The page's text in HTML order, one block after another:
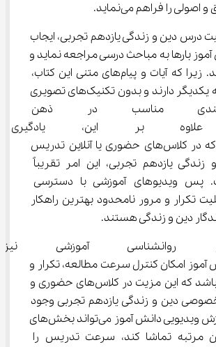
را فراهم می‌نماید.
درس دین و زندگی یازدهم تجربی، ایجاب
آموز بارها به مباحث درسی مراجعه نماید و
آن‌ها را مرور کند. زیرا که آیات و پیام‌های متنی این کتاب،
شباهت زیادی به یکدیگر دارند و بدون تکنیک‌های تصویری
دسته‌بندی مناسب در ذهن
علاوه بر این، یادگیری
فاصله‌دار است که در کلاس‌های حضوری یا آنلاین تدریس
یازدهم تجربی، این امر تقریباً
پس ویدیوهای آموزشی با دسترسی
تکرار و مرور نامحدود بهترین راهکار
دین و زندگی هستند.
روانشناسی آموزشی نیز
آموز امکان کنترل سرعت مطالعه، تکرار و
توقف را داشته باشد که این مزیت در کلاس‌های حضوری و
دین و زندگی یازدهم تجربی وجود
ندارد. اما در آموزش ویدیویی دانش آموز می‌تواند بخش‌های
مرتبه تماشا کند، سرعت تدریس را